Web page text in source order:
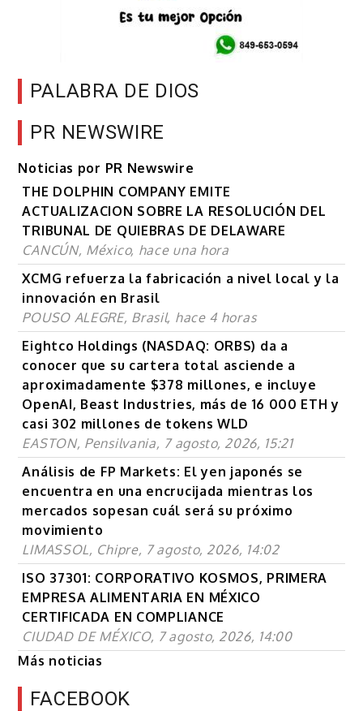
PALABRA DE DIOS
PR NEWSWIRE
Noticias por PR Newswire
THE DOLPHIN COMPANY EMITE
ACTUALIZACION SOBRE LA RESOLUCIÓN DEL
TRIBUNAL DE QUIEBRAS DE DELAWARE
CANCÚN, México, hace una hora
XCMG refuerza la fabricación a nivel local y la
innovación en Brasil
POUSO ALEGRE, Brasil, hace 4 horas
Eightco Holdings (NASDAQ: ORBS) da a
conocer que su cartera total asciende a
aproximadamente $378 millones, e incluye
OpenAI, Beast Industries, más de 16 000 ETH y
casi 302 millones de tokens WLD
EASTON, Pensilvania, 7 agosto, 2026, 15:21
Análisis de FP Markets: El yen japonés se
encuentra en una encrucijada mientras los
mercados sopesan cuál será su próximo
movimiento
LIMASSOL, Chipre, 7 agosto, 2026, 14:02
ISO 37301: CORPORATIVO KOSMOS, PRIMERA
EMPRESA ALIMENTARIA EN MÉXICO
CERTIFICADA EN COMPLIANCE
CIUDAD DE MÉXICO, 7 agosto, 2026, 14:00
Más noticias
FACEBOOK